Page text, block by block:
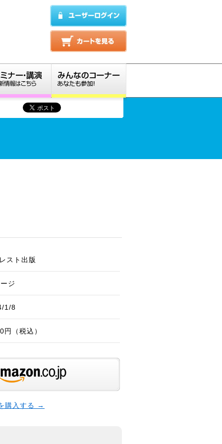
スト出版
ジ
1/8
円（税込）
購入する →